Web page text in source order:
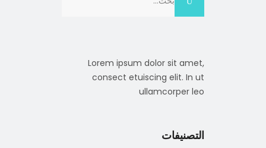
Lorem ipsum dolor sit amet,
consect etuiscing elit. In ut
ullamcorper leo
التصنيفات